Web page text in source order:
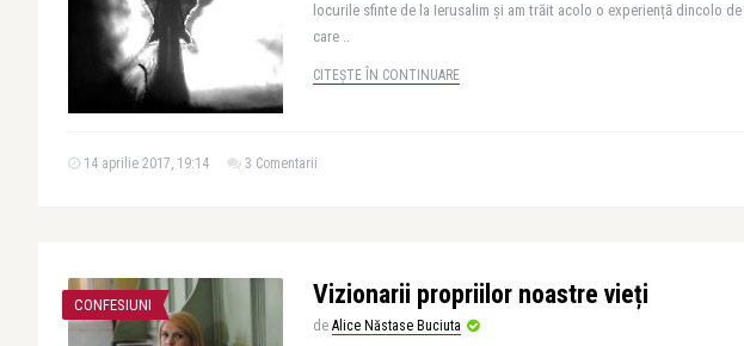
locurile sfinte de la Ierusalim și am trăit acolo o experiență dincolo de
care ..
CITEȘTE ÎN CONTINUARE
14 aprilie 2017, 19:14 3 Comentarii
CONFESIUNI Vizionarii propriilor noastre vieți
de Alice Năstase Buciuta